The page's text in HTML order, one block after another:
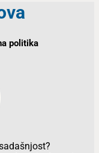
politika